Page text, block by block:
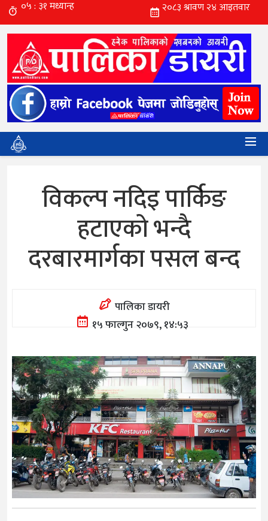
विकल्प नदिइ पार्किङ
हटाएको भन्दै
दरबारमार्गका पसल बन्द
पालिका डायरी
१५ फाल्गुन २०७९, १४:५३